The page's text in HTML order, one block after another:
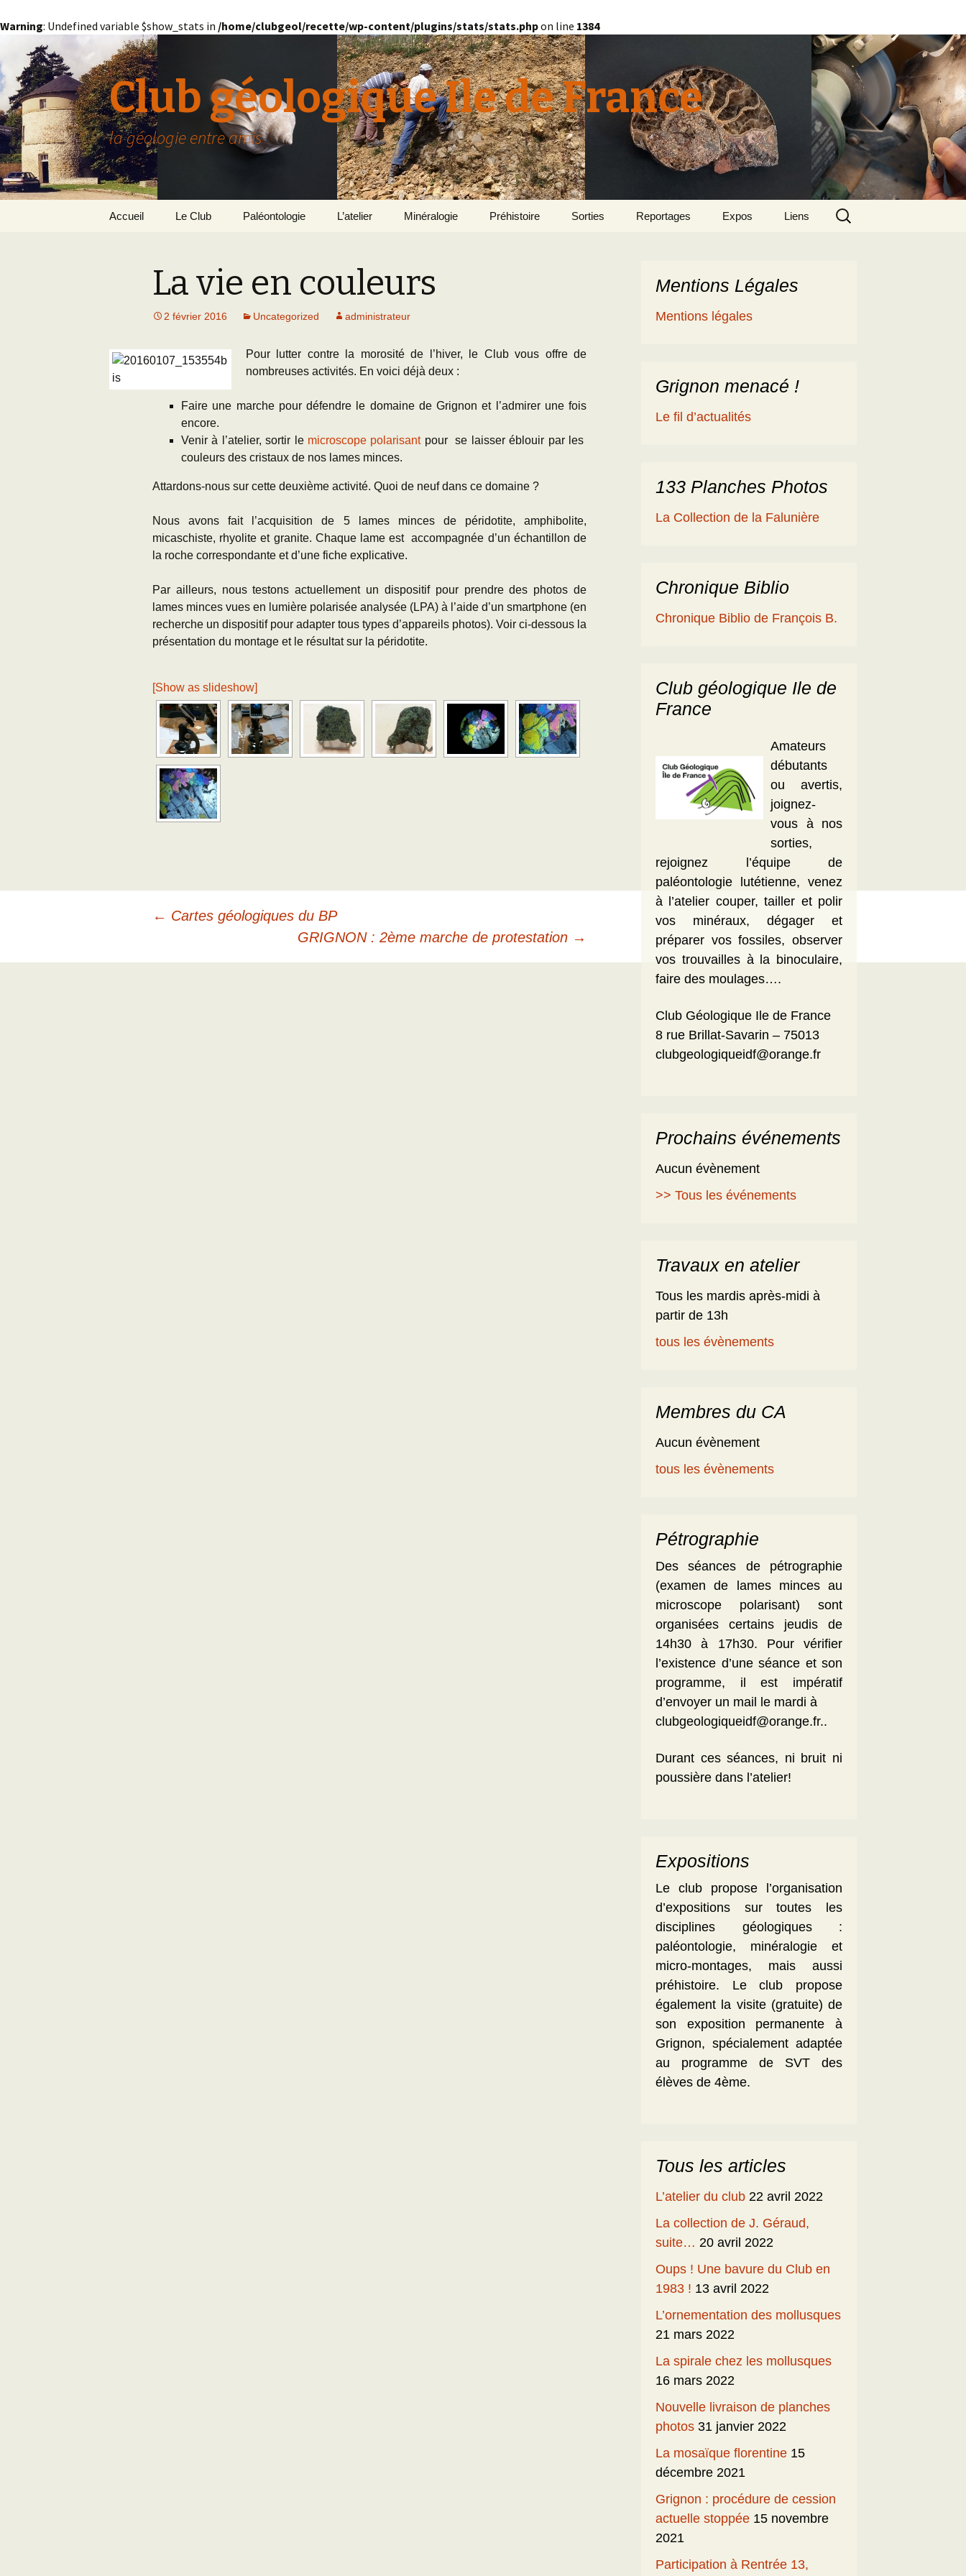
Warning: Undefined variable $show_stats in /home/clubgeol/recette/wp-content/plugins/stats/stats.phpon line 1384
Club géologique Ile de France
la géologie entre amis
Accueil Le Club
Paris
Grignon
Documents (accès
restreint)
Paléontologie
Le Bassin Parisien
Géomorphologie du
Bassin Parisien
Paléogéographie* du
Cartes géologiques du
BP
L’échelle
Transgression/Régression
marine
GRIGNON – 78 Le Domaine de Grignon
Grignon
Exposition permanente
ans de Grignon
Grignon menacé !!
Paléo
CR des Réunions
Réunions thématiques
Les Travaux des
Equipiers
L’atelier Minéralogie Préhistoire Sorties
Charente-Maritime 2014
Reportages
Henri
Le patrimoine
géologique
Daguerre et les fossiles
Taxodium silicifiée …
Tous les reportages
Expos Liens
Rechercher :
La vie en couleurs
2 février 2016 Uncategorized administrateur
Pour lutter contre la morosité de l’hiver, le Club vous offre de
nombreuses activités. En voici déjà deux :
Faire une marche pour défendre le domaine de Grignon et l’admirer une fois
encore.
Venir à l’atelier, sortir le microscope polarisantpour se laisser éblouir par les
couleurs des cristaux de nos lames minces.
Attardons-nous sur cette deuxième activité. Quoi de neuf dans ce domaine ?
Nous avons fait l’acquisition de 5 lames minces de péridotite, amphibolite,
micaschiste, rhyolite et granite. Chaque lame est accompagnée d’un échantillon de
la roche correspondante et d’une fiche explicative.
Par ailleurs, nous testons actuellement un dispositif pour prendre des photos de
lames minces vues en lumière polarisée analysée (LPA) à l’aide d’un smartphone (en
recherche un dispositif pour adapter tous types d’appareils photos). Voir ci-dessous la
présentation du montage et le résultat sur la péridotite.
[Show as slideshow]
Navigation
des
← Cartes géologiques du BP
GRIGNON : 2ème marche de protestation →
Mentions Légales
Mentions légales
Grignon menacé !
Le fil d’actualités
133 Planches Photos
La Collection de la Falunière
Chronique Biblio
Chronique Biblio de François B.
Club géologique Ile de
France
Amateurs
débutants
ou avertis,
joignez-
vous à nos
sorties,
rejoignez l’équipe de
paléontologie lutétienne, venez
à l’atelier couper, tailler et polir
vos minéraux, dégager et
préparer vos fossiles, observer
vos trouvailles à la binoculaire,
faire des moulages….
Club Géologique Ile de France
8 rue Brillat-Savarin – 75013
clubgeologiqueidf@orange.fr
Prochains événements
Aucun évènement
>> Tous les événements
Travaux en atelier
Tous les mardis après-midi à
partir de 13h
tous les évènements
Membres du CA
Aucun évènement
tous les évènements
Pétrographie
Des séances de pétrographie
(examen de lames minces au
microscope polarisant) sont
organisées certains jeudis de
14h30 à 17h30. Pour vérifier
l’existence d’une séance et son
programme, il est impératif
d’envoyer un mail le mardi à
clubgeologiqueidf@orange.fr..
Durant ces séances, ni bruit ni
poussière dans l’atelier!
Expositions
Le club propose l’organisation
d’expositions sur toutes les
disciplines géologiques :
paléontologie, minéralogie et
micro-montages, mais aussi
préhistoire. Le club propose
également la visite (gratuite) de
son exposition permanente à
Grignon, spécialement adaptée
au programme de SVT des
élèves de 4ème.
Tous les articles
L’atelier du club 22 avril 2022
La collection de J. Géraud,
suite… 20 avril 2022
Oups ! Une bavure du Club en
1983 ! 13 avril 2022
L’ornementation des mollusques
21 mars 2022
La spirale chez les mollusques
16 mars 2022
Nouvelle livraison de planches
photos 31 janvier 2022
La mosaïque florentine 15
décembre 2021
Grignon : procédure de cession
actuelle stoppée 15 novembre
2021
Participation à Rentrée 13,